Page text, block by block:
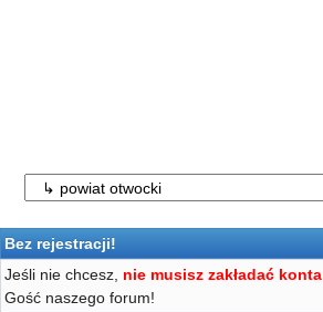
Bez rejestracji!
Jeśli nie chcesz, nie musisz zakładać konta
Gość naszego forum!